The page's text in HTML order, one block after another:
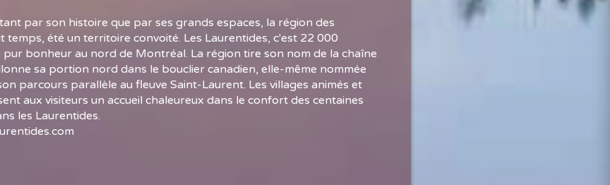
par son histoire que par ses grands espaces, la région des
temps, été un territoire convoité. Les Laurentides, c'est 22 000
bonheur au nord de Montréal. La région tire son nom de la chaîne
sa portion nord dans le bouclier canadien, elle-même nommée
parcours parallèle au fleuve Saint-Laurent. Les villages animés et
aux visiteurs un accueil chaleureux dans le confort des centaines
les Laurentides.